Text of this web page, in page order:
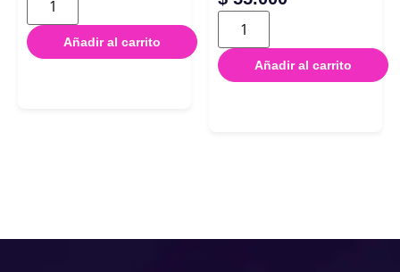
Añadir al carrito
Añadir al carrito